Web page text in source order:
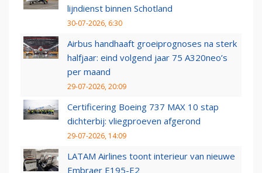
lijndienst binnen Schotland
30-07-2026, 6:30
Airbus handhaaft groeiprognoses na sterk
halfjaar: eind volgend jaar 75 A320neo’s
per maand
29-07-2026, 20:09
Certificering Boeing 737 MAX 10 stap
dichterbij: vliegproeven afgerond
29-07-2026, 14:09
LATAM Airlines toont interieur van nieuwe
Embraer E195-E2